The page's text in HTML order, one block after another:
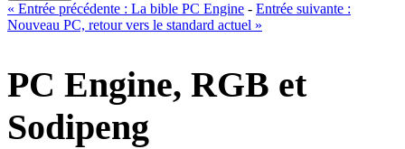
« Entrée précédente : La bible PC Engine - Entrée suivante :
Nouveau PC, retour vers le standard actuel »
PC Engine, RGB et
Sodipeng